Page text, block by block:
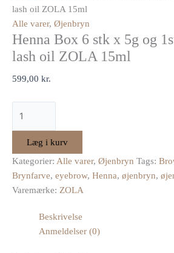
lash oil ZOLA 15ml
Alle varer, Øjenbryn
Henna Box 6 stk x 5g og
lash oil ZOLA 15ml
599,00 kr.
Læg i kurv
Kategorier: Alle varer, Øjenbryn Tags:
Brynfarve, eyebrow, Henna, øjenbryn,
Varemærke: ZOLA
Beskrivelse
Anmeldelser (0)